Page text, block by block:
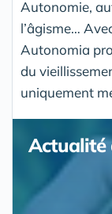
Autonomie,
l’âgisme…
Autonomia
du
uniquement
Actualité